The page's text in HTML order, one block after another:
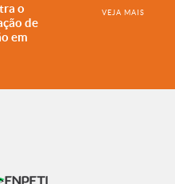
o
de
em
VEJA MAIS